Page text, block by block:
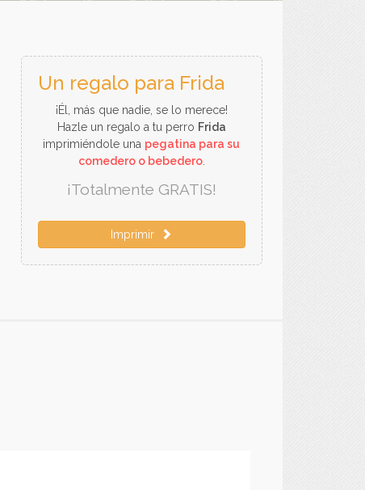
Un regalo para Frida
¡Él, más que nadie, se lo merece!
Hazle un regalo a tu perro Frida
imprimiéndole una pegatina para su
comedero o bebedero.
¡Totalmente GRATIS!
Imprimir